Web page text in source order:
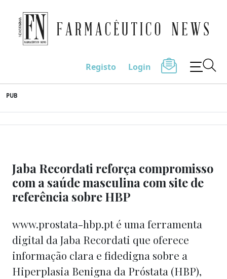
to
content
Farmacêutico News
Registo Login
PUB
Jaba Recordati reforça compromisso
com a saúde masculina com site de
referência sobre HBP
www.prostata-hbp.pt é uma ferramenta
digital da Jaba Recordati que oferece
informação clara e fidedigna sobre a
Hiperplasia Benigna da Próstata (HBP),